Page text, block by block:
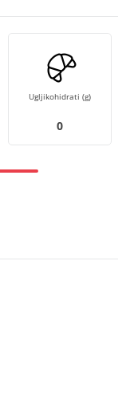
Ugljikohidrati (g)
0